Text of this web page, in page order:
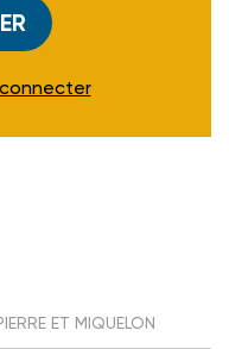
ET MIQUELON